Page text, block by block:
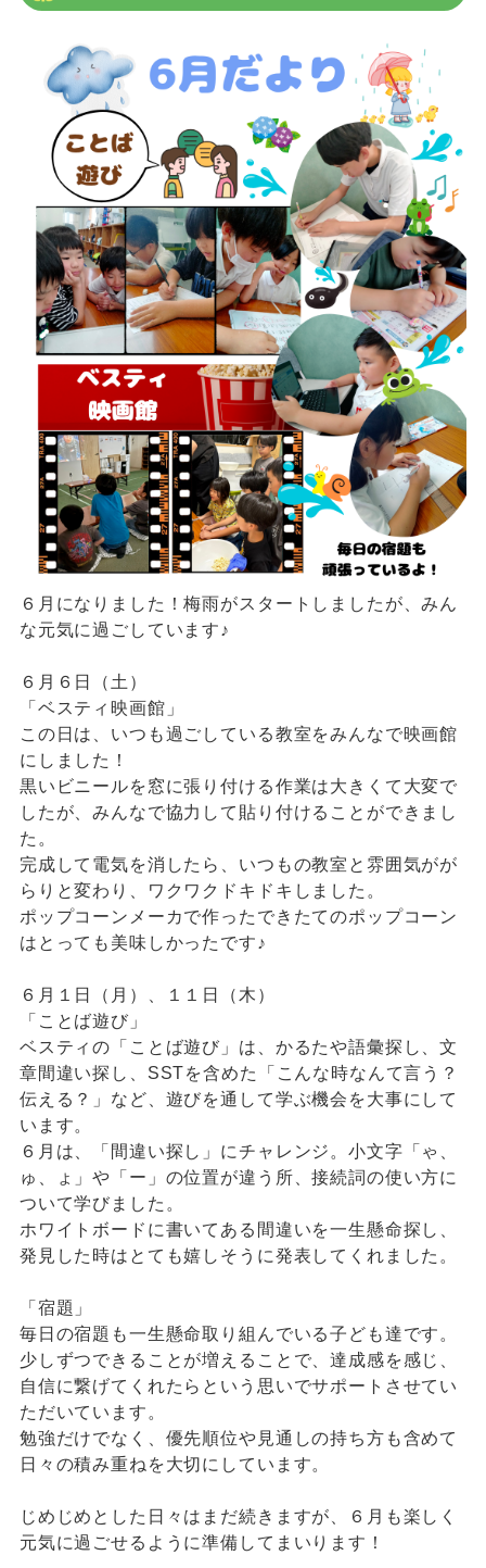
６月になりました！梅雨がスタートしましたが、みん
な元気に過ごしています♪
６月６日（土）
「ベスティ映画館」
この日は、いつも過ごしている教室をみんなで映画館
にしました！
黒いビニールを窓に張り付ける作業は大きくて大変で
したが、みんなで協力して貼り付けることができまし
た。
完成して電気を消したら、いつもの教室と雰囲気がが
らりと変わり、ワクワクドキドキしました。
ポップコーンメーカで作ったできたてのポップコーン
はとっても美味しかったです♪
６月１日（月）、１１日（木）
「ことば遊び」
ベスティの「ことば遊び」は、かるたや語彙探し、文
章間違い探し、SSTを含めた「こんな時なんて言う？
伝える？」など、遊びを通して学ぶ機会を大事にして
います。
６月は、「間違い探し」にチャレンジ。小文字「ゃ、
ゅ、ょ」や「ー」の位置が違う所、接続詞の使い方に
ついて学びました。
ホワイトボードに書いてある間違いを一生懸命探し、
発見した時はとても嬉しそうに発表してくれました。
「宿題」
毎日の宿題も一生懸命取り組んでいる子ども達です。
少しずつできることが増えることで、達成感を感じ、
自信に繋げてくれたらという思いでサポートさせてい
ただいています。
勉強だけでなく、優先順位や見通しの持ち方も含めて
日々の積み重ねを大切にしています。
じめじめとした日々はまだ続きますが、６月も楽しく
元気に過ごせるように準備してまいります！